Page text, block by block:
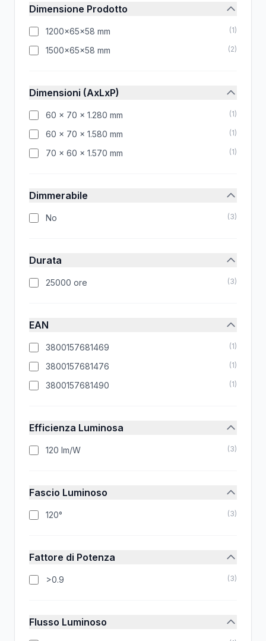
Dimensione Prodotto
1200x65x58 mm (1)
1500x65x58 mm (2)
Dimensioni (AxLxP)
60 x 70 x 1.280 mm (1)
60 x 70 x 1.580 mm (1)
70 x 60 x 1.570 mm (1)
Dimmerabile
No (3)
Durata
25000 ore (3)
EAN
3800157681469 (1)
3800157681476 (1)
3800157681490 (1)
Efficienza Luminosa
120 lm/W (3)
Fascio Luminoso
120° (3)
Fattore di Potenza
>0.9 (3)
Flusso Luminoso